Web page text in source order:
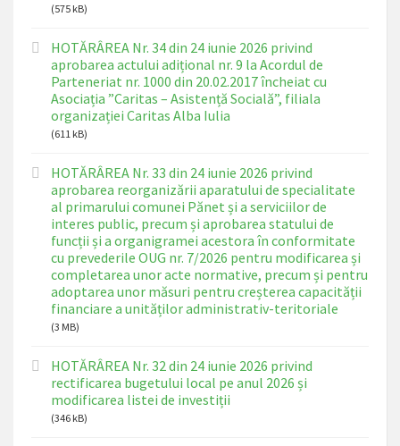
(575 kB)
HOTĂRÂREA Nr. 34 din 24 iunie 2026 privind
aprobarea actului adițional nr. 9 la Acordul de
Parteneriat nr. 1000 din 20.02.2017 încheiat cu
Asociația ”Caritas – Asistență Socială”, filiala
organizației Caritas Alba Iulia
(611 kB)
HOTĂRÂREA Nr. 33 din 24 iunie 2026 privind
aprobarea reorganizării aparatului de specialitate
al primarului comunei Pănet și a serviciilor de
interes public, precum și aprobarea statului de
funcții și a organigramei acestora în conformitate
cu prevederile OUG nr. 7/2026 pentru modificarea și
completarea unor acte normative, precum și pentru
adoptarea unor măsuri pentru creșterea capacității
financiare a unităților administrativ-teritoriale
(3 MB)
HOTĂRÂREA Nr. 32 din 24 iunie 2026 privind
rectificarea bugetului local pe anul 2026 și
modificarea listei de investiții
(346 kB)